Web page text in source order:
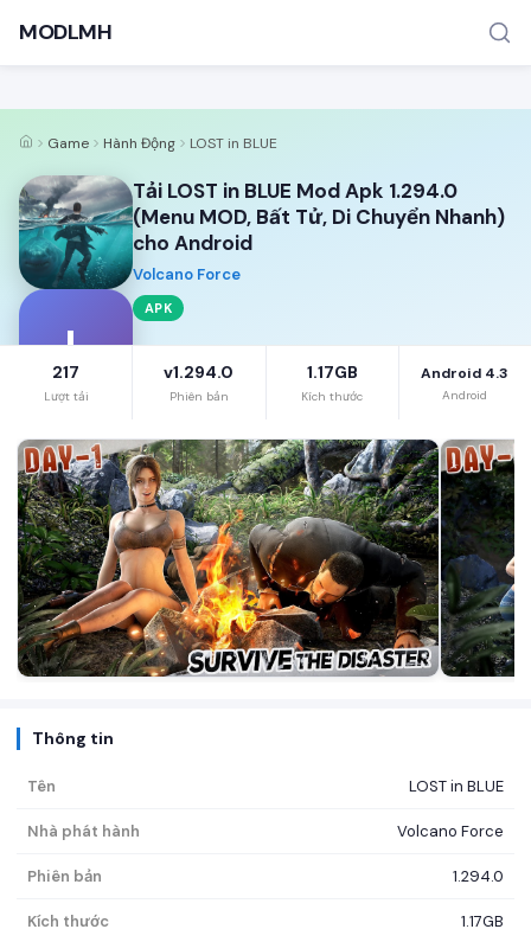
TÌM KIẾM PHỔ BIẾN
Game offline
MODLMH
Game Hành Động LOST in BLUE
L
Tải LOST in BLUE Mod Apk 1.294.0
(Menu MOD, Bất Tử, Di Chuyển Nhanh)
cho Android
Volcano Force
APK
217
Lượt tải
v1.294.0
Phiên bản
1.17GB
Kích thước
Android 4.3
Android
Thông tin
Tên LOST in BLUE
Nhà phát hành Volcano Force
Phiên bản 1.294.0
Kích thước 1.17GB